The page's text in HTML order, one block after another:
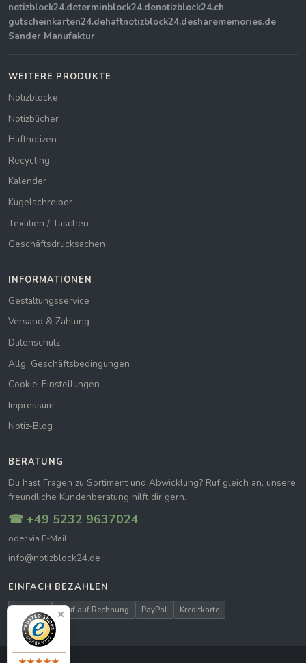
notizblock24.determinblock24.denotizblock24.ch
gutscheinkarten24.dehaftnotizblock24.desharememories.de
Sander Manufaktur
WEITERE PRODUKTE
Notizblöcke
Notizbücher
Haftnotizen
Recycling
Kalender
Kugelschreiber
Textilien / Taschen
Geschäftsdrucksachen
INFORMATIONEN
Gestaltungsservice
Versand & Zahlung
Datenschutz
Allg. Geschäftsbedingungen
Cookie-Einstellungen
Impressum
Notiz-Blog
BERATUNG
Du hast Fragen zu Sortiment und Abwicklung? Ruf gleich an, unsere
freundliche Kundenberatung hilft dir gern.
☎ +49 5232 9637024
oder via E-Mail:
info@notizblock24.de
EINFACH BEZAHLEN
Kauf auf Rechnung PayPal Kreditkarte